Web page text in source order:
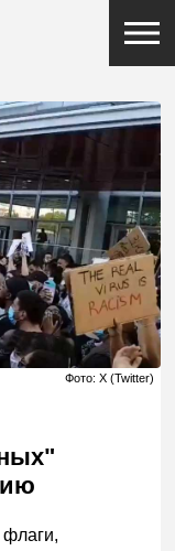
Фото: X (Twitter)